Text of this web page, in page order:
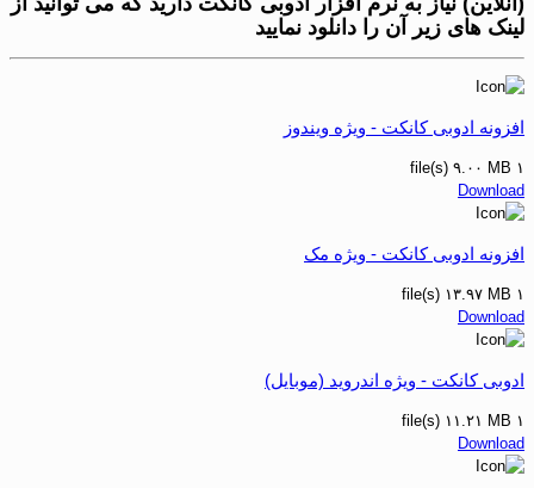
لینک های زیر آن را دانلود نمایید
افزونه ادوبی کانکت - ویژه ویندوز
۱ file(s) ۹.۰۰ MB
Download
افزونه ادوبی کانکت - ویژه مک
۱ file(s) ۱۳.۹۷ MB
Download
ادوبی کانکت - ویژه اندروید (موبایل)
۱ file(s) ۱۱.۲۱ MB
Download